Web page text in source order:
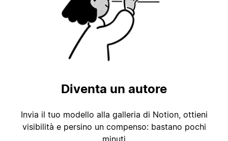
Diventa un autore
Invia il tuo modello alla galleria di Notion, ottieni
visibilità e persino un compenso: bastano pochi